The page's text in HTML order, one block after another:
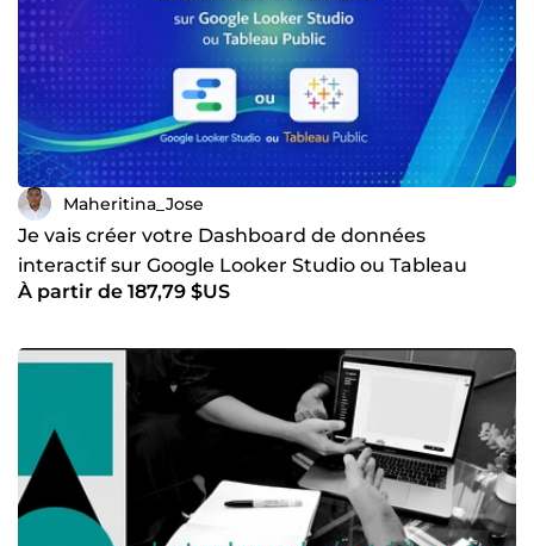
Maheritina_Jose
Je vais créer votre Dashboard de données
interactif sur Google Looker Studio ou Tableau
Public
À partir de 187,79 $US